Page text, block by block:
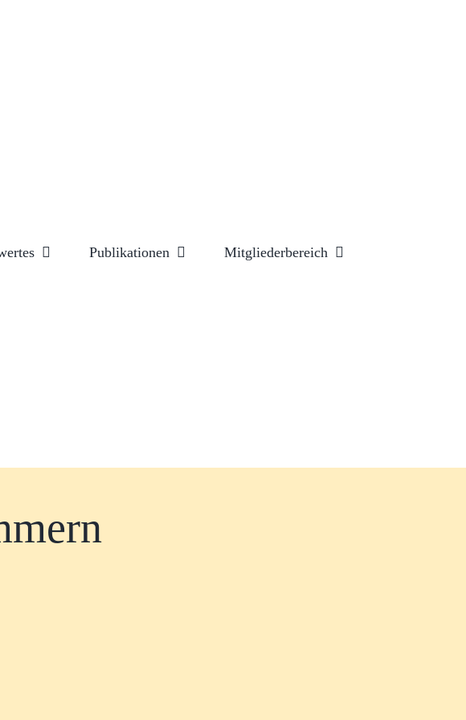
Publikationen Mitgliederbereich